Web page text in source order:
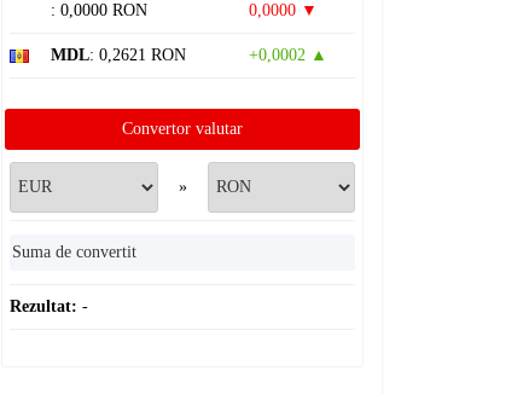
: 0,0000 RON 0,0000 ▼
MDL: 0,2621 RON +0,0002 ▲
Convertor valutar
»
Rezultat: -